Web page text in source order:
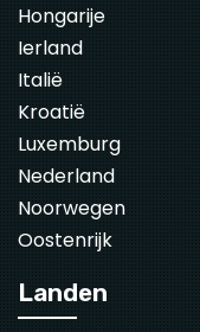
Hongarije
Ierland
Italië
Kroatië
Luxemburg
Nederland
Noorwegen
Oostenrijk
Landen